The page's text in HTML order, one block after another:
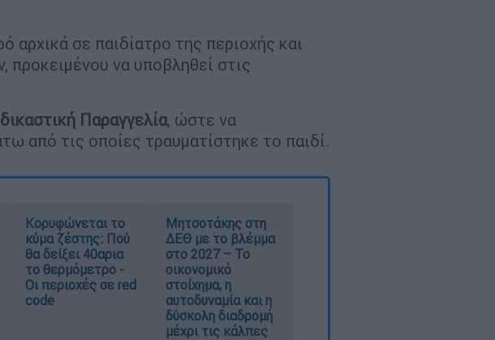
αρχικά σε παιδίατρο της περιοχής και
να υποβληθεί στις
Παραγγελία, ώστε να
από τις οποίες τραυματίστηκε το παιδί.
Κορυφώνεται το
κύμα ζέστης: Πού
θα δείξει 40αρια
το θερμόμετρο -
Οι περιοχές σε red
code
Μητσοτάκης στη
ΔΕΘ με το βλέμμα
στο 2027 – Το
οικονομικό
στοίχημα, η
αυτοδυναμία και η
δύσκολη διαδρομή
μέχρι τις κάλπες